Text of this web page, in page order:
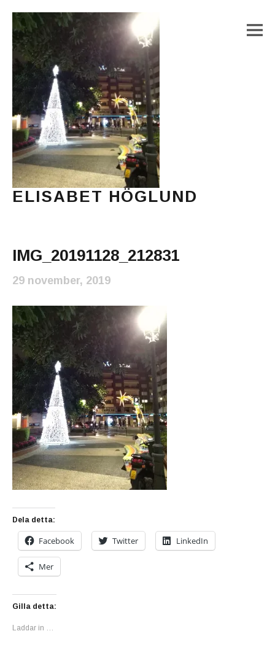
ELISABET HÖGLUND
IMG_20191128_212831
29 november, 2019
Dela detta:
Facebook Twitter LinkedIn
Mer
Gilla detta:
Laddar in …